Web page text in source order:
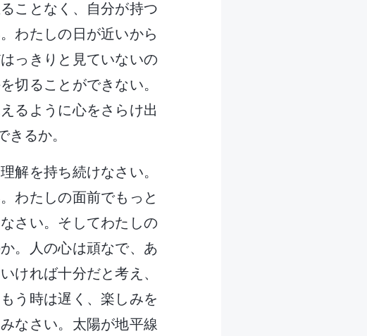
ことなく、自分が持つ
わたしの日が近いから
っきりと見ていないの
切ることができない。
るように心をさらけ出
るか。
解を持ち続けなさい。
わたしの面前でもっと
さい。そしてわたしの
。人の心は頑なで、あ
ければ十分だと考え、
う時は遅く、楽しみを
なさい。太陽が地平線